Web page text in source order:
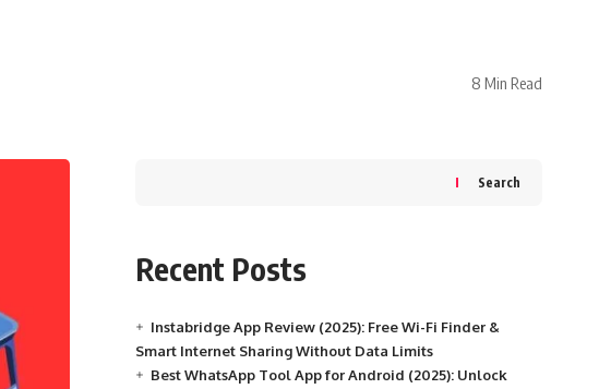
8 Min Read
Search
Recent Posts
Instabridge App Review (2025): Free Wi-Fi Finder &
Smart Internet Sharing Without Data Limits
Best WhatsApp Tool App for Android (2025): Unlock